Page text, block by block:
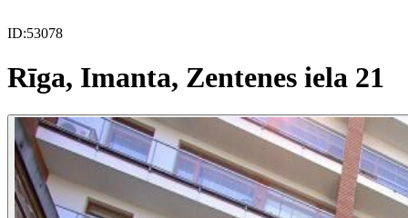
ID:53078
Rīga, Imanta, Zentenes iela 21